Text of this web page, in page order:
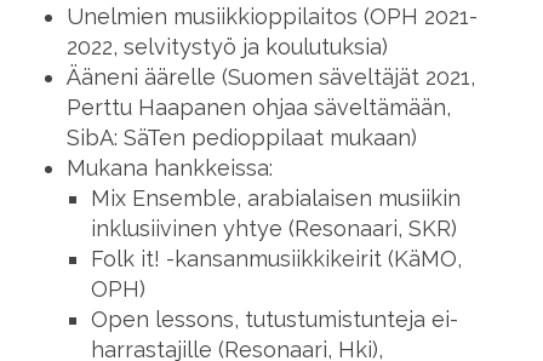
Unelmien musiikkioppilaitos (OPH 2021-
2022, selvitystyö ja koulutuksia)
Ääneni äärelle (Suomen säveltäjät 2021,
Perttu Haapanen ohjaa säveltämään,
SibA: SäTen pedioppilaat mukaan)
Mukana hankkeissa:
Mix Ensemble, arabialaisen musiikin
inklusiivinen yhtye (Resonaari, SKR)
Folk it! -kansanmusiikkikeirit (KäMO,
OPH)
Open lessons, tutustumistunteja ei-
harrastajille (Resonaari, Hki),